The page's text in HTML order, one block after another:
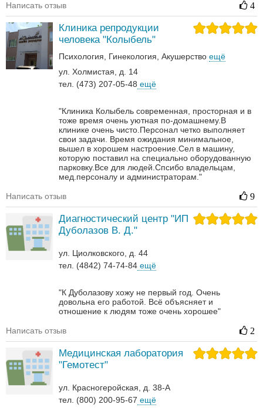
Написать отзыв 4
Клиника репродукции
человека "Колыбель"
Психология Гинекология Акушерство ещё
ул. Холмистая, д. 14
тел. (473) 207-05-48 ещё
"Клиника Колыбель современная, просторная и в
тоже время очень уютная по-домашнему.В
клинике очень чисто.Персонал четко выполняет
свои задачи. Время ожидания минимальное,
вышел в хорошем настроение.Сел в машину,
которую поставил на специально оборудованную
парковку.Все для людей.Спсибо владельцам,
мед.персоналу и администраторам."
Написать отзыв 9
Диагностический центр "ИП
Дуболазов В. Д."
ул. Циолковского, д. 44
тел. (4842) 74-74-84 ещё
"К Дуболазову хожу не первый год. Очень
довольна его работой. Всё объясняет и
отношение к людям тоже очень хорошее"
Написать отзыв 2
Медицинская лаборатория
"Гемотест"
ул. Красногеройская, д. 38-А
тел. (800) 200-95-67 ещё